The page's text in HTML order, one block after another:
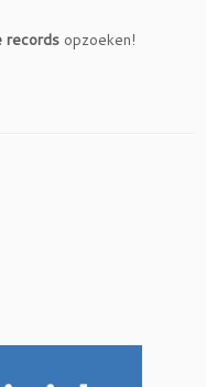
records opzoeken!